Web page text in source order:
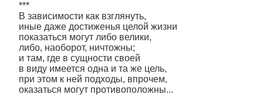
***
В зависимости как взглянуть,
иные даже достиженья целой жизни
показаться могут либо велики,
либо, наоборот, ничтожны;
и там, где в сущности своей
в виду имеется одна и та же цель,
при этом к ней подходы, впрочем,
оказаться могут противоположны...